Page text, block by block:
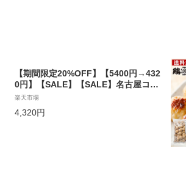
【期間限定20%OFF】【5400円→432
0円】【SALE】【SALE】名古屋コー
チン 送料無料 三和の純鶏名古屋コー
んこん お取り寄せ おつまみ 創業明治
楽天市場
4,320円